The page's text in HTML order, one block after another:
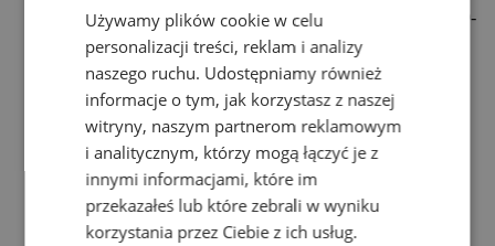
60-80 Nm -stal 60-70 Nm Syntetyczne 30-40 Nm Pex 20-
30 Nm Gwarancja 2 lata
14,00 zł
Dodaj do koszyka
Używamy plików cookie w celu
personalizacji treści, reklam i analizy
naszego ruchu. Udostępniamy również
informacje o tym, jak korzystasz z naszej
witryny, naszym partnerom reklamowym
i analitycznym, którzy mogą łączyć je z
innymi informacjami, które im
przekazałeś lub które zebrali w wyniku
korzystania przez Ciebie z ich usług.